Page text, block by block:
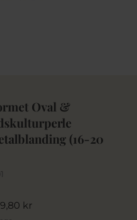
Oval &
(16-20
kr